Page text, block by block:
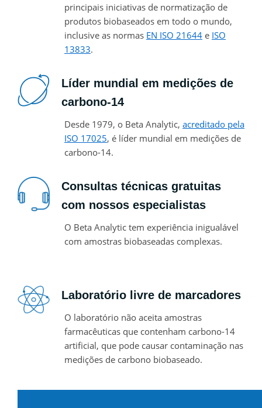
principais iniciativas de normatização de
produtos biobaseados em todo o mundo,
inclusive as normas EN ISO 21644 e ISO
13833.
Líder mundial em medições de
carbono-14
Desde 1979, o Beta Analytic, acreditado pela
ISO 17025, é líder mundial em medições de
carbono-14.
Consultas técnicas gratuitas
com nossos especialistas
O Beta Analytic tem experiência inigualável
com amostras biobaseadas complexas.
Laboratório livre de marcadores
O laboratório não aceita amostras
farmacêuticas que contenham carbono-14
artificial, que pode causar contaminação nas
medições de carbono biobaseado.